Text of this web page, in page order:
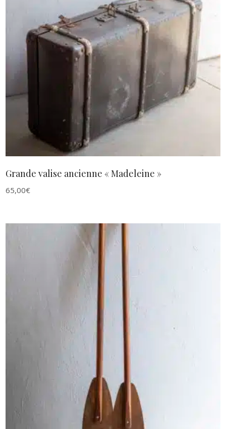
AJOUTER AU PANIER
Grande valise ancienne « Madeleine »
65,00€
AJOUTER AU PANIER